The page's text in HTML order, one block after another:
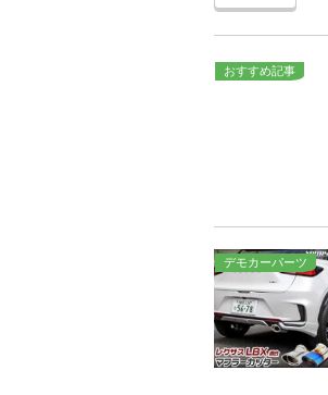
おすすめ記事
デモカーパーツ